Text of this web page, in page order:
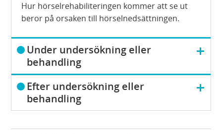
Hur hörselrehabiliteringen kommer att se ut
beror på orsaken till hörselnedsättningen.
V
i
s
a
Under undersökning eller
behandling
V
i
s
Efter undersökning eller
behandling